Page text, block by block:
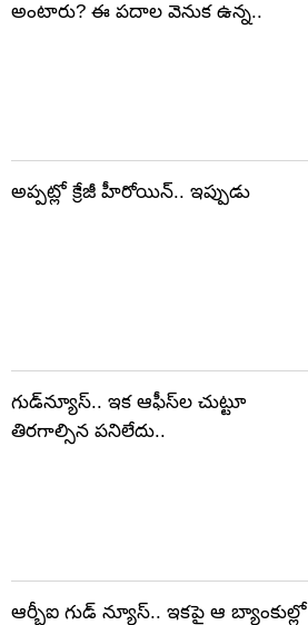
అంటారు? ఈ పదాల వెనుక ఉన్న..
అప్పట్లో క్రేజీ హీరోయిన్.. ఇప్పుడు
గుడ్‌న్యూస్.. ఇక ఆఫీస్‌ల చుట్టూ
తిరగాల్సిన పనిలేదు..
ఆర్బీఐ గుడ్ న్యూస్.. ఇకపై ఆ బ్యాంకుల్లో